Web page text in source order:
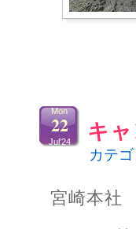
キ
Mon
22
Jul’24
カテ
宮崎本社